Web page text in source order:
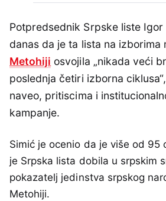
Potpredsednik Srpske liste Igor
danas da je ta lista na izborima
Metohiji osvojila „nikada veći
poslednja četiri izborna
naveo, pritiscima i
kampanje.
Simić je ocenio da je više od 95
je Srpska lista dobila u srpskim
pokazatelj jedinstva srpskog
Metohiji.